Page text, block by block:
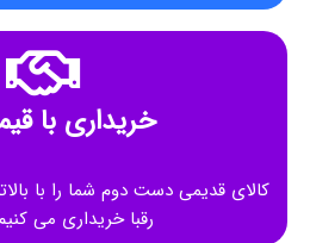
خریداری با
کالای قدیمی دست دوم شما را با
رقبا خریداری می